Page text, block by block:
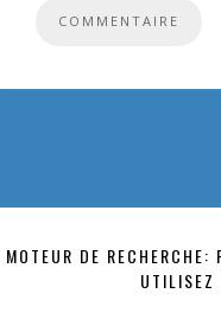
MOTEUR DE RECHERCHE:
UTILISEZ